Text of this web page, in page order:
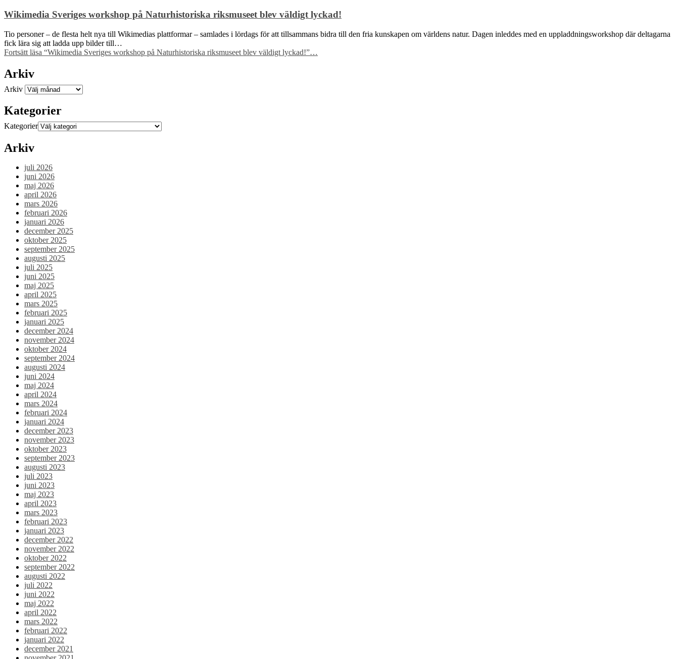
Wikimedia Sveriges workshop på Naturhistoriska riksmuseet blev väldigt lyckad!
Tio personer – de flesta helt nya till Wikimedias plattformar – samlades i lördags för att tillsammans bidra till den fria kunskapen om världens natur. Dagen inleddes med en uppladdningsworkshop där deltagarna
fick lära sig att ladda upp bilder till…
Fortsätt läsa “Wikimedia Sveriges workshop på Naturhistoriska riksmuseet blev väldigt lyckad!”…
Arkiv
Arkiv
Kategorier
Kategorier
Arkiv
juli 2026
juni 2026
maj 2026
april 2026
mars 2026
februari 2026
januari 2026
december 2025
oktober 2025
september 2025
augusti 2025
juli 2025
juni 2025
maj 2025
april 2025
mars 2025
februari 2025
januari 2025
december 2024
november 2024
oktober 2024
september 2024
augusti 2024
juni 2024
maj 2024
april 2024
mars 2024
februari 2024
januari 2024
december 2023
november 2023
oktober 2023
september 2023
augusti 2023
juli 2023
juni 2023
maj 2023
april 2023
mars 2023
februari 2023
januari 2023
december 2022
november 2022
oktober 2022
september 2022
augusti 2022
juli 2022
juni 2022
maj 2022
april 2022
mars 2022
februari 2022
januari 2022
december 2021